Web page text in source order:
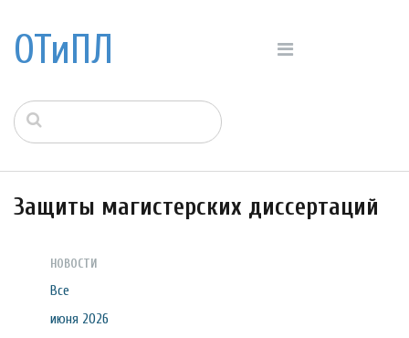
ОТиПЛ
Защиты магистерских диссертаций
НОВОСТИ
Все
июня 2026